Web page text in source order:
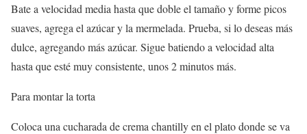
Bate a velocidad media hasta que doble el tamaño y forme picos
suaves, agrega el azúcar y la mermelada. Prueba, si lo deseas más
dulce, agregando más azúcar. Sigue batiendo a velocidad alta
hasta que esté muy consistente, unos 2 minutos más.
Para montar la torta
Coloca una cucharada de crema chantilly en el plato donde se va